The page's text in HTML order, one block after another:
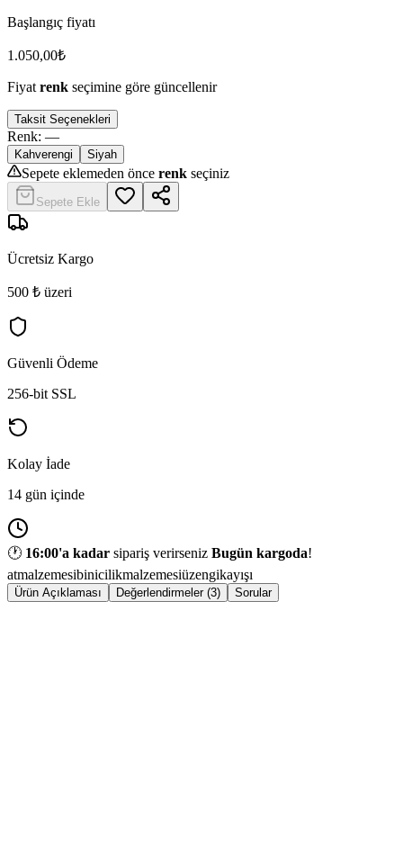
Başlangıç fiyatı
1.050,00₺
Fiyat renk seçimine göre güncellenir
Taksit Seçenekleri
Renk: —
Kahverengi Siyah
Sepete eklemeden önce renk seçiniz
Sepete Ekle
Ücretsiz Kargo
500 ₺ üzeri
Güvenli Ödeme
256-bit SSL
Kolay İade
14 gün içinde
🕐 16:00'a kadar sipariş verirseniz Bugün kargoda!
atmalzemesibinicilikmalzemesiüzengikayışı
Ürün Açıklaması Değerlendirmeler (3) Sorular